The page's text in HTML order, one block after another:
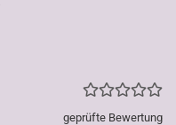
geprüfte Bewertung